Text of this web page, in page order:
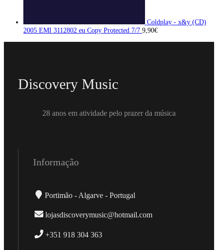
Coldplay - x&y (CD)
2005 EMI 3112802 eu Copy Protected 7/7 9,90€
Discovery Music
28 anos em atividade pelo prazer da música
Informação
Portimão - Algarve - Portugal
lojasdiscoverymusic@hotmail.com
+351 918 304 363